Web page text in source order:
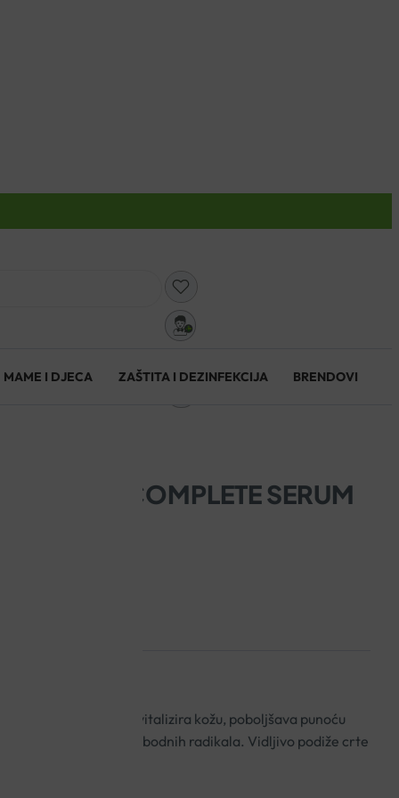
MAME I DJECA ZAŠTITA I DEZINFEKCIJA BRENDOVI
AGE COMPLETE SERUM
popunjava i revitalizira kožu, poboljšava punoću
je pritom od slobodnih radikala. Vidljivo podiže crte